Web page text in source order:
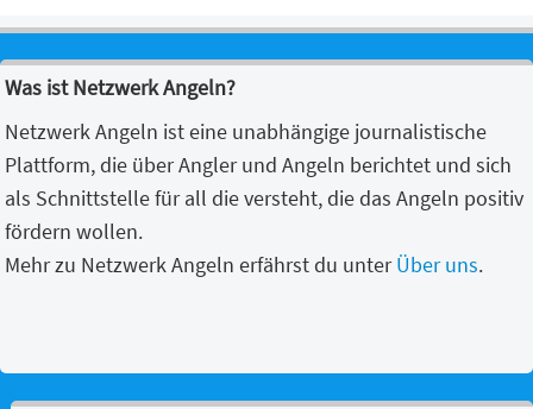
Was ist Netzwerk Angeln?
Netzwerk Angeln ist eine unabhängige journalistische
Plattform, die über Angler und Angeln berichtet und sich
als Schnittstelle für all die versteht, die das Angeln positiv
fördern wollen.
Mehr zu Netzwerk Angeln erfährst du unterÜber uns.